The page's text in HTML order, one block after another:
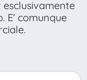
E’ comunque